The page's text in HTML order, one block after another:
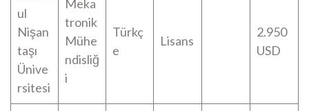
ul
Nişan
taşı
Ünive
rsitesi
Meka
tronik
Mühe
ndisliğ
i
Türkç
e
Lisans
2.950
USD